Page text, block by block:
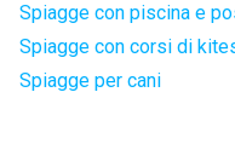
Spiagge con piscina e
Spiagge con corsi di
Spiagge per cani